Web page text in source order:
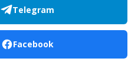
ліквідовано пожежі
Telegram
Facebook